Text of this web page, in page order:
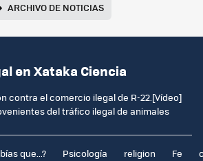
ARCHIVO DE NOTICIAS
en Xataka Ciencia
contra el comercio ilegal de R-22.[Vídeo]
del tráfico ilegal de animales
que...? Psicología religion Fe